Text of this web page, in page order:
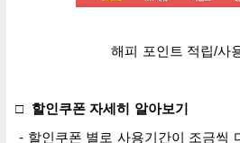
해피 포인트 적립/사
□ 할인쿠폰 자세히 알아보기
- 할인쿠폰 별로 사용기간이 조금씩